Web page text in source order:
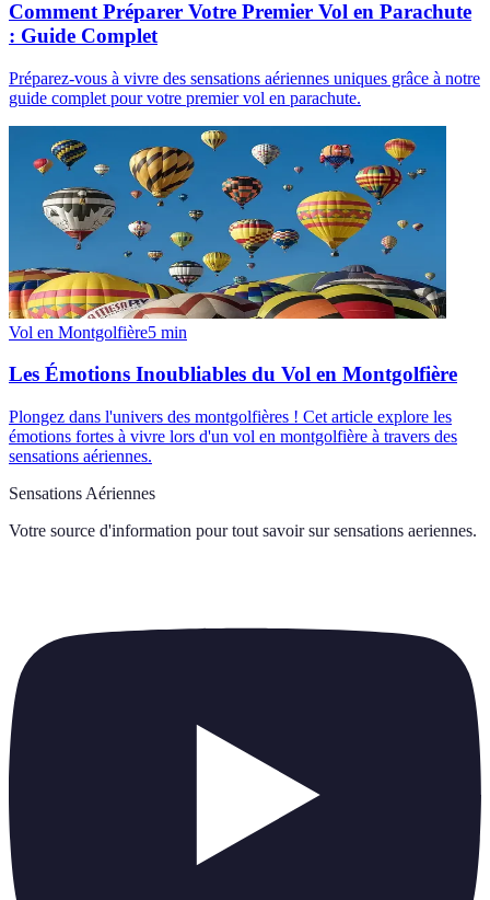
Comment Préparer Votre Premier Vol en Parachute
: Guide Complet
Préparez-vous à vivre des sensations aériennes uniques grâce à notre
guide complet pour votre premier vol en parachute.
Vol en Montgolfière5 min
Les Émotions Inoubliables du Vol en Montgolfière
Plongez dans l'univers des montgolfières ! Cet article explore les
émotions fortes à vivre lors d'un vol en montgolfière à travers des
sensations aériennes.
Sensations Aériennes
Votre source d'information pour tout savoir sur sensations aeriennes.